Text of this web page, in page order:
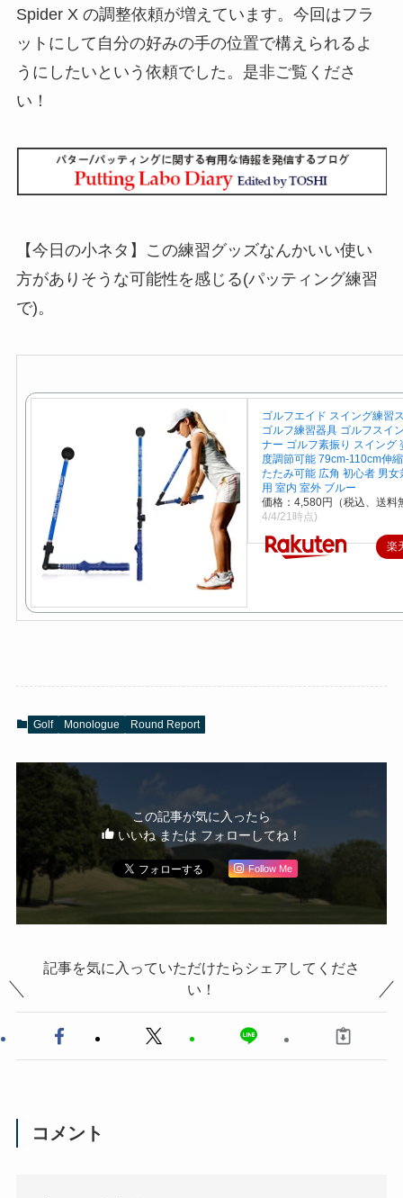
Spider X の調整依頼が増えています。今回はフラ
ットにして自分の好みの手の位置で構えられるよ
うにしたいという依頼でした。是非ご覧くださ
い！
【今日の小ネタ】この練習グッズなんかいい使い
方がありそうな可能性を感じる(パッティング練習
で)。
ゴルフエイド スイング練習
ゴルフ練習器具 ゴルフスイ
ナー ゴルフ素振り スイング
度調節可能 79cm-110cm伸
たたみ可能 広角 初心者 男女
用 室内 室外 ブルー
価格：4,580円（税込、送料
4/4/21時点)
楽
Golf Monologue Round Report
この記事が気に入ったら
いいね または フォローしてね！
Follow Me
記事を気に入っていただけたらシェアしてくださ
い！
コメント